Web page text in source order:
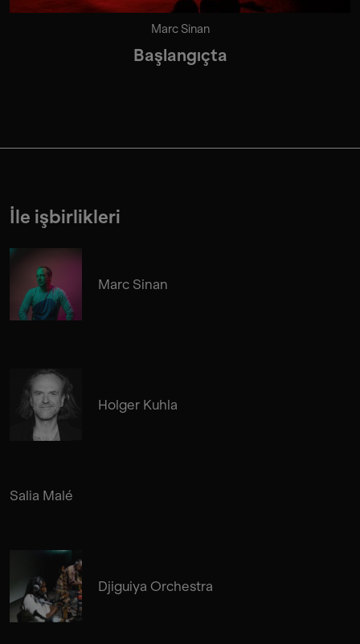
Marc Sinan
Başlangıçta
İle işbirlikleri
Marc Sinan
Holger Kuhla
Salia Malé
Djiguiya Orchestra